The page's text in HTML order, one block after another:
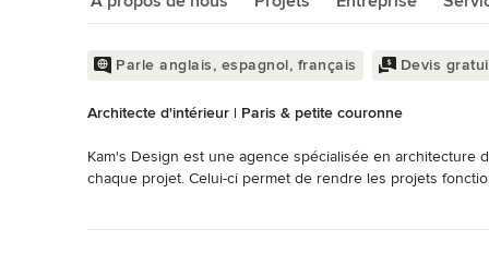
À propos de nous
Parle anglais, espagnol, français Devis
Architecte d'intérieur | Paris & petite couronne
Kam's Design est une agence spécialisée en
chaque projet. Celui-ci permet de rendre les projets